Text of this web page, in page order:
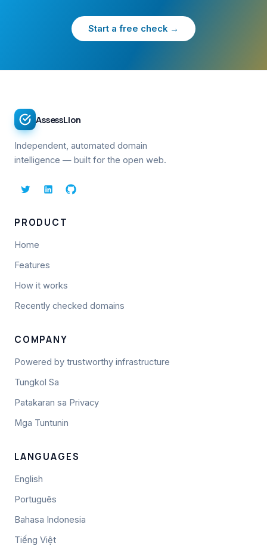
Start a free check →
AssessLion
Independent, automated domain
intelligence — built for the open web.
PRODUCT
Home
Features
How it works
Recently checked domains
COMPANY
Powered by trustworthy infrastructure
Tungkol Sa
Patakaran sa Privacy
Mga Tuntunin
LANGUAGES
English
Português
Bahasa Indonesia
Tiếng Việt